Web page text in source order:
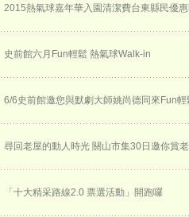
2015熱氣球嘉年華入園清潔費台東縣民優
史前館六月Fun輕鬆 熱氣球Walk-in
6/6史前館邀您與默劇大師姚尚德同來Fun輕
尋回老屋的動人時光 關山市集30日邀你賞
「十大精采路線2.0 票選活動」開跑囉